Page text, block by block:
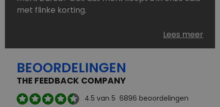
met flinke korting.
Schoenen heeft u nooit genoeg. Goedkope
schoenen, maar dus wel van topmerken,
aanbod is zo compleet dat u altijd wel een
passend paar vindt.
Welke schoenmerken vindt u in onze online
Lees meer
BEOORDELINGEN
THE FEEDBACK COMPANY
4.5 van 5 6896 beoordelingen